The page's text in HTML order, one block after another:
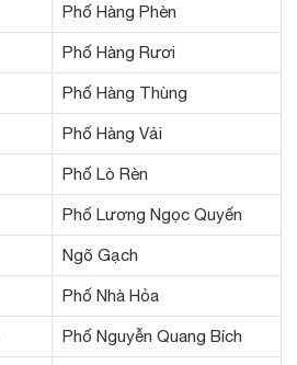
Phố Hàng Phèn
Phố Hàng Rươi
Phố Hàng Thùng
Phố Hàng Vải
Phố Lò Rèn
Phố Lương Ngọc Quyến
Ngõ Gạch
Phố Nhà Hỏa
Phố Nguyễn Quang Bích